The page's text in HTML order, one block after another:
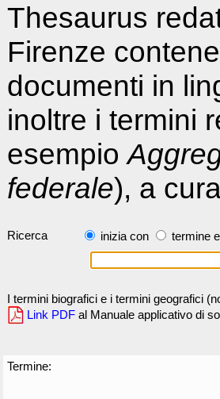
Thesaurus
Firenze
documenti in
inoltre i termini
esempio
federale), a
Ricerca inizia con termine
I termini biografici e i termini geografici
Link PDF al Manuale applicativo di
Termine: